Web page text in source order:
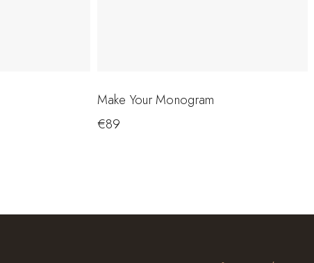
Make Your Monogram
€89